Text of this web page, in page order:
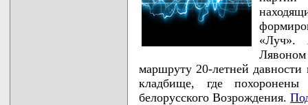
«Луч».
маршруту 20-летней
кладбище, где похоронены
белорусского Возрождения.